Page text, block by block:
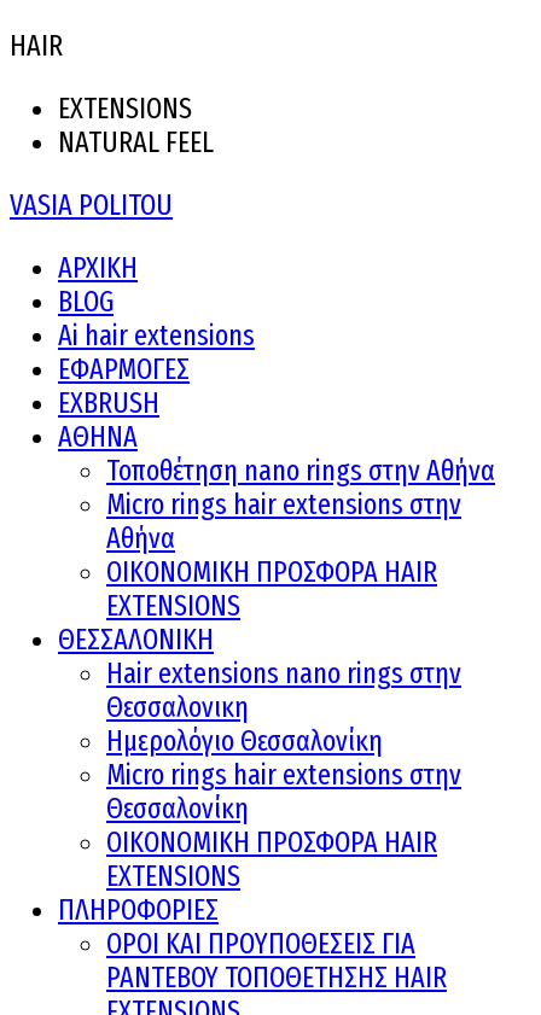
HAIR
EXTENSIONS
NATURAL FEEL
VASIA POLITOU
ΑΡΧΙΚΗ
BLOG
Ai hair extensions
ΕΦΑΡΜΟΓΕΣ
EXBRUSH
ΑΘΗΝΑ
Τοποθέτηση nano rings στην Αθήνα
Micro rings hair extensions στην
Αθήνα
ΟΙΚΟΝΟΜΙΚΗ ΠΡΟΣΦΟΡΑ HAIR
EXTENSIONS
ΘΕΣΣΑΛΟΝΙΚΗ
Hair extensions nano rings στην
Θεσσαλονικη
Ημερολόγιο Θεσσαλονίκη
Micro rings hair extensions στην
Θεσσαλονίκη
ΟΙΚΟΝΟΜΙΚΗ ΠΡΟΣΦΟΡΑ HAIR
EXTENSIONS
ΠΛΗΡΟΦΟΡΙΕΣ
ΟΡΟΙ ΚΑΙ ΠΡOΥΠΟΘΕΣΕΙΣ ΓΙΑ
ΡΑΝΤΕΒΟΥ ΤΟΠΟΘΕΤΗΣΗΣ HAIR